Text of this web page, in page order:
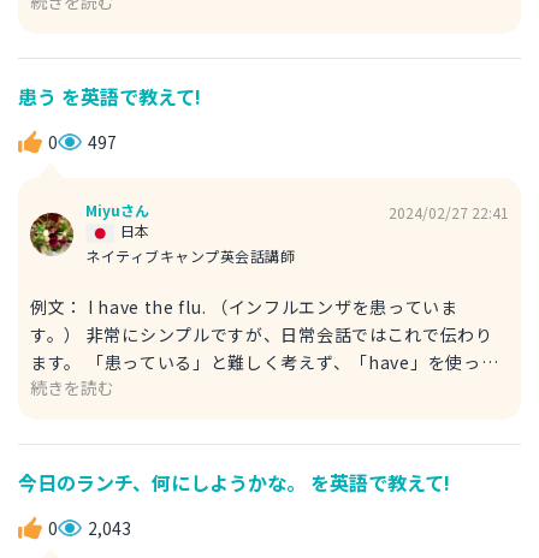
ョンがある。） ここでは「there is 構文」を使って「～が
ある」を表現しています。 例文： We provide a limited-
time promotion. （期間限定のプロモーションを提供して
います。） こちらは「we」を主語にしました。
患う を英語で教えて!
0 497
Miyuさん
ネイティブキャンプ英会話講師
日本
2024/02/27 22:41
例文： I have the flu. （インフルエンザを患っていま
す。） 非常にシンプルですが、日常会話ではこれで伝わり
ます。 「患っている」と難しく考えず、「have」を使って
「（ウイルスなどを）持っている」と考えてOKです。 「イ
紹介しておきましょう。 例文： I'm suffering from the
flu. （インフルエンザを患っています。） こちらは「インフ
ルエンザに苦しんでいます」というニュアンスですね。
「suffer from」は、「～に苦しむ」・「痛みや苦しみを経
続きを読む
今日のランチ、何にしようかな。 を英語で教えて!
0 2,043